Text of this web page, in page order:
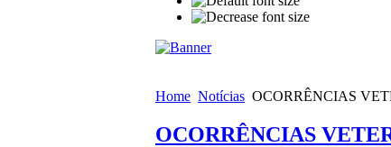
Home Notícias OCORRÊNCIAS
OCORRÊNCIAS